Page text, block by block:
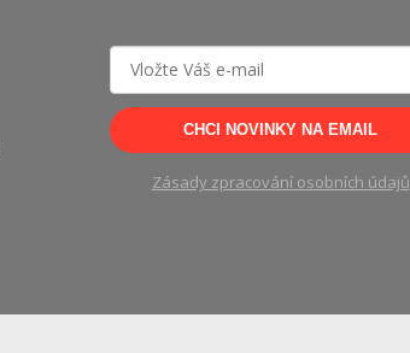
CHCI NOVINKY NA EMAIL
Zásady zpracování osobních údajů